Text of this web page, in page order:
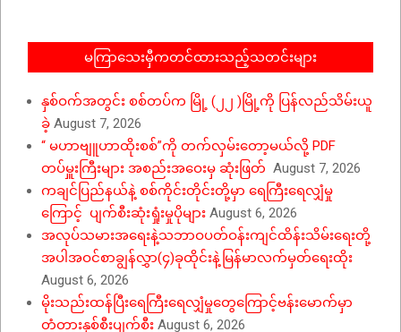
မကြာသေးမှီကတင်ထားသည့်သတင်းများ
နှစ်ဝက်အတွင်း စစ်တပ်က မြို့ (၂၂ )မြို့ကို ပြန်လည်သိမ်းယူ
ခဲ့ August 7, 2026
“ မဟာဗျူဟာထိုးစစ်”ကို တက်လှမ်းတော့မယ်လို့ PDF
တပ်မှူးကြီးများ အစည်းအဝေးမှ ဆုံးဖြတ် August 7, 2026
ကချင်ပြည်နယ်နဲ့ စစ်ကိုင်းတိုင်းတို့မှာ ရေကြီးရေလျှံမှု
ကြောင့် ပျက်စီးဆုံးရှုံးမှုပိုများ August 6, 2026
အလုပ်သမားအရေးနဲ့သဘာဝပတ်ဝန်းကျင်ထိန်းသိမ်းရေးတို့
အပါအဝင်စာချွန်လွှာ(၄)ခုထိုင်းနဲ့မြန်မာလက်မှတ်ရေးထိုး
August 6, 2026
မိုးသည်းထန်ပြီးရေကြီးရေလျှံမှုတွေကြောင့်ဗန်းမောက်မှာ
တံတားနှစ်စီးပျက်စီး August 6, 2026